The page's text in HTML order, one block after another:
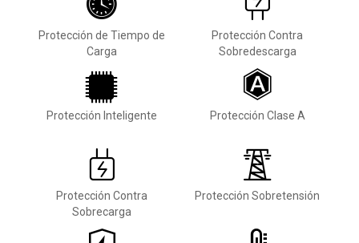
Protección de Tiempo de
Carga
Protección Contra
Sobredescarga
Protección Inteligente Protección Clase A
Protección Contra
Sobrecarga
Protección Sobretensión